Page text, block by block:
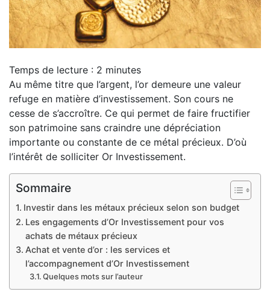
Temps de lecture : 2 minutes
Au même titre que l’argent, l’or demeure une valeur
refuge en matière d’investissement. Son cours ne
cesse de s’accroître. Ce qui permet de faire fructifier
son patrimoine sans craindre une dépréciation
importante ou constante de ce métal précieux. D’où
l’intérêt de solliciter Or Investissement.
Sommaire
Investir dans les métaux précieux selon son budget
Les engagements d’Or Investissement pour vos
achats de métaux précieux
Achat et vente d’or : les services et
l’accompagnement d’Or Investissement
Quelques mots sur l’auteur